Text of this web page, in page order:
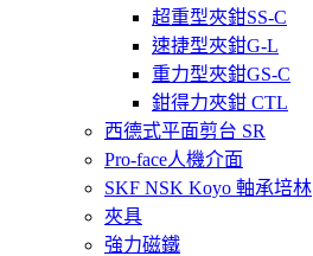
超重型夾鉗SS-C
速捷型夾鉗G-L
重力型夾鉗GS-C
鉗得力夾鉗 CTL
西德式平面剪台 SR
Pro-face人機介面
SKF NSK Koyo 軸承培林
夾具
強力磁鐵